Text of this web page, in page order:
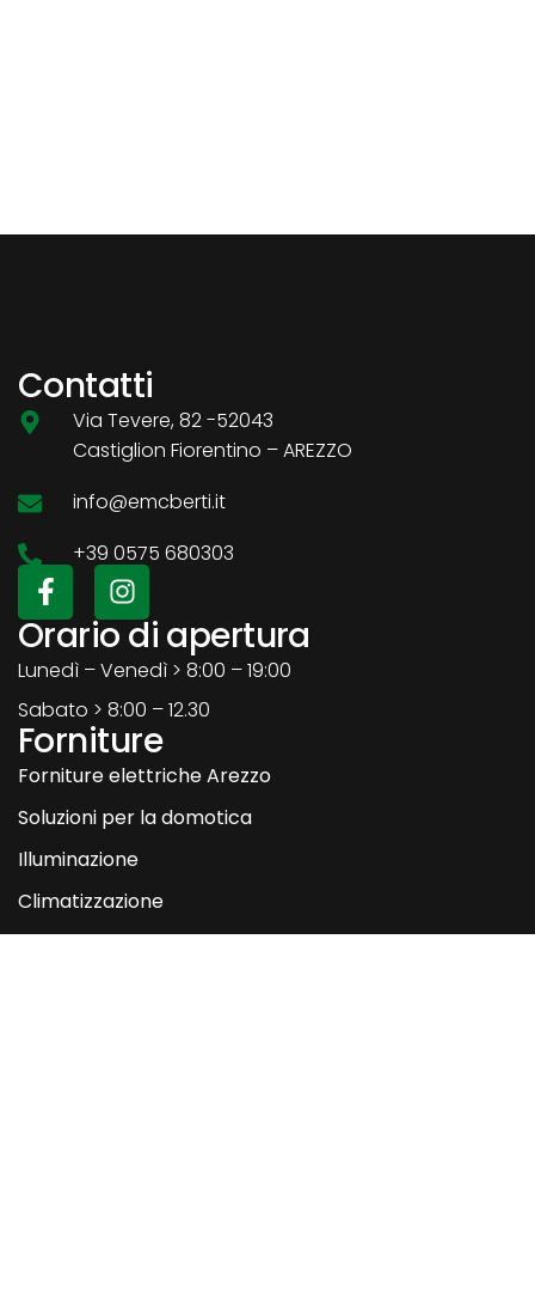
Contatti
Via Tevere, 82 -52043
Castiglion Fiorentino – AREZZO
info@emcberti.it
+39 0575 680303
Orario di apertura
Lunedì – Venedì > 8:00 – 19:00
Sabato > 8:00 – 12.30
Forniture
Forniture elettriche Arezzo
Soluzioni per la domotica
Illuminazione
Climatizzazione
Riscaldamento